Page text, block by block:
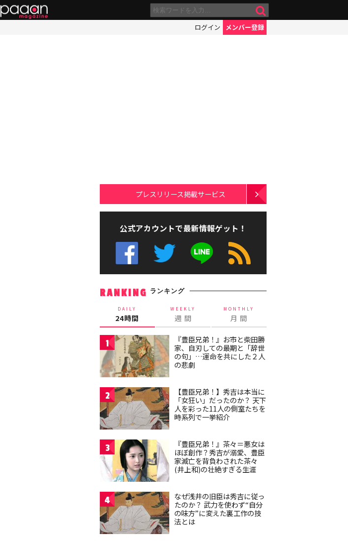
ログイン メンバー登録
プレスリリース掲載サービス
公式アカウントで最新情報ゲット！
RANKING ランキング
DAILY
24時間
WEEKLY
週 間
MONTHLY
月 間
1
『豊臣兄弟！』お市と柴田勝
家、自刃しての最期と「辞世
の句」…運命を共にした２人
の悲劇
2
【豊臣兄弟！】秀吉は本当に
「女狂い」だったのか？ 天下
人を彩った11人の側室たちを
時系列で一挙紹介
3
『豊臣兄弟！』茶々＝悪女は
ほぼ創作？秀吉が溺愛、豊臣
家滅亡を背負わされた茶々
(井上和)の壮絶すぎる生涯
4
なぜ浅井の旧臣は秀吉に従っ
たのか？ 武力を使わず“自分
の味方”に変えた裏工作の技
法とは